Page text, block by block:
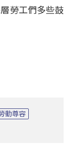
勞工們多些鼓
動尊容